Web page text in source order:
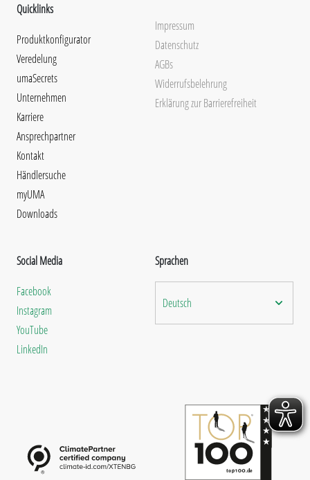
Quicklinks
Produktkonfigurator
Veredelung
umaSecrets
Unternehmen
Karriere
Ansprechpartner
Kontakt
Händlersuche
myUMA
Downloads
Impressum
Datenschutz
AGBs
Widerrufsbelehrung
Erklärung zur Barrierefreiheit
Social Media
Facebook
Instagram
YouTube
LinkedIn
Sprachen
Deutsch